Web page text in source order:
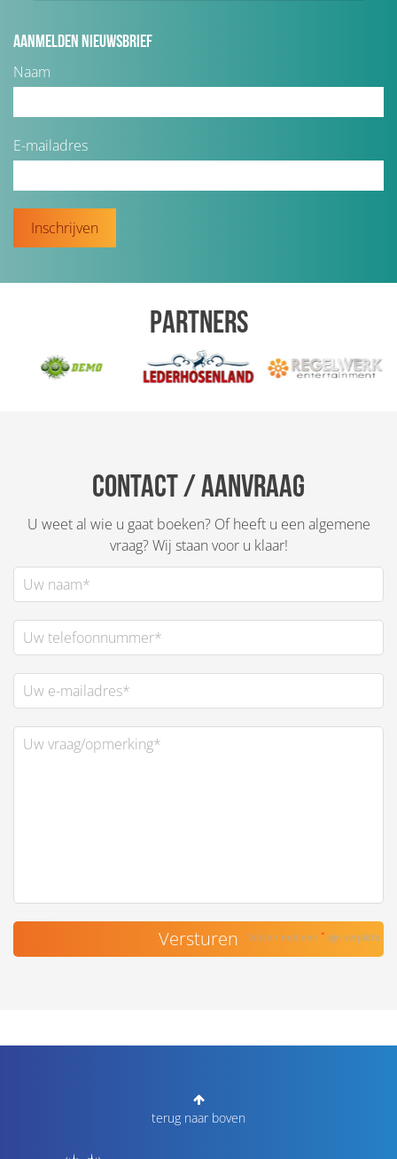
Aanmelden nieuwsbrief
Naam
E-mailadres
Inschrijven
Partners
Contact / Aanvraag
U weet al wie u gaat boeken? Of heeft u een algemene
vraag? Wij staan voor u klaar!
Velden met een * zijn verplicht.
terug naar boven